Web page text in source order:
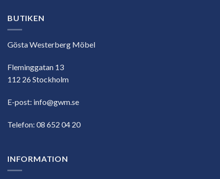
BUTIKEN
Gösta Westerberg Möbel
Fleminggatan 13
112 26 Stockholm
E-post: info@gwm.se
Telefon: 08 652 04 20
INFORMATION